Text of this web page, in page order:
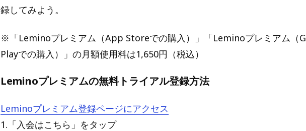
録してみよう。
※「Leminoプレミアム（App Storeでの購入）」「Leminoプレミアム（
Playでの購入）」の月額使用料は1,650円（税込）
Leminoプレミアムの無料トライアル登録方法
Leminoプレミアム登録ページにアクセス
1.「入会はこちら」をタップ